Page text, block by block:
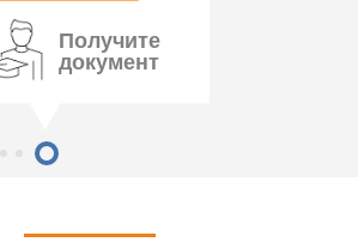
Получите
документ